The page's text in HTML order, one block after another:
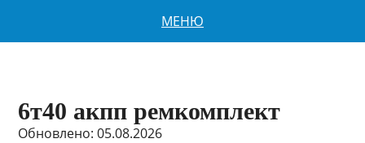
МЕНЮ
6т40 акпп ремкомплект
Обновлено: 05.08.2026